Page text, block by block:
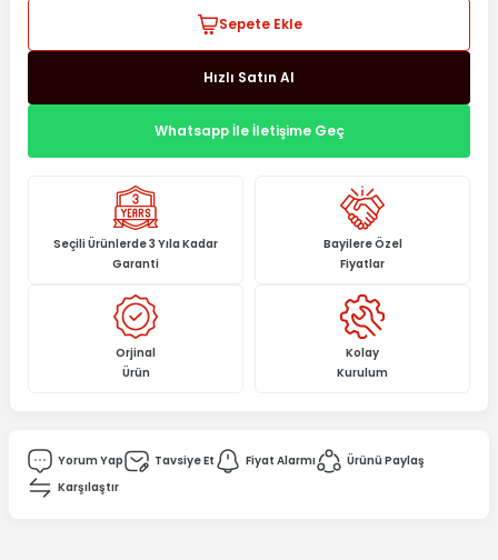
Sepete Ekle
Hızlı Satın Al
Whatsapp İle İletişime Geç
Seçili Ürünlerde 3 Yıla Kadar
Garanti
Bayilere Özel
Fiyatlar
Orjinal
Ürün
Kolay
Kurulum
Yorum Yap Tavsiye Et Fiyat Alarmı
Ürünü Paylaş
Karşılaştır